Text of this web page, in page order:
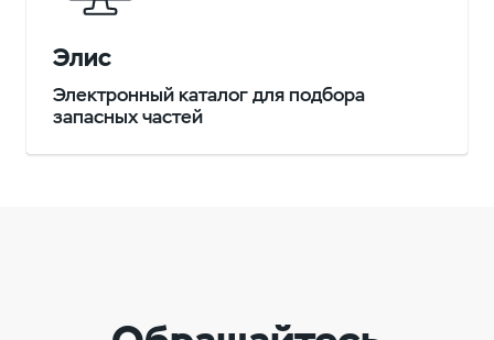
Элис
Электронный каталог для подбора
запасных частей